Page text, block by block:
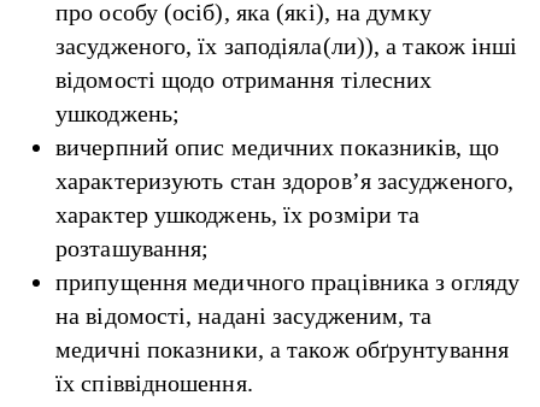
про особу (осіб), яка (які), на думку
засудженого, їх заподіяла(ли)), а також інші
відомості щодо отримання тілесних
ушкоджень;
вичерпний опис медичних показників, що
характеризують стан здоров’я засудженого,
характер ушкоджень, їх розміри та
розташування;
припущення медичного працівника з огляду
на відомості, надані засудженим, та
медичні показники, а також обґрунтування
їх співвідношення.